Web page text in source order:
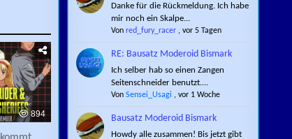
894
Danke für die Rückmeldung. Ich habe
mir noch ein Skalpe...
Von red_fury_racer, vor 5 Tagen
RE: Bausatz Moderoid Bismark
Ich selber hab so einen Zangen
Seitenschneider benutzt....
Von Sensei_Usagi , vor 1 Woche
Bausatz Moderoid Bismark
Howdy alle zusammen! Bis jetzt gibt